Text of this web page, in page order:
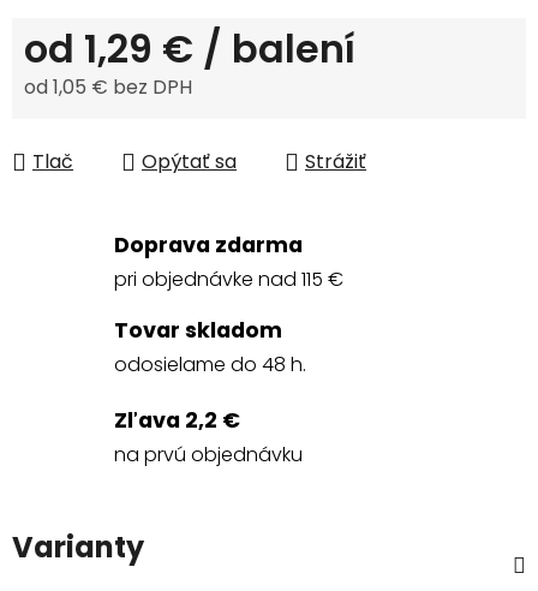
od 1,29 € / balení
od1,05 € bez DPH
Tlač
Opýtať sa Strážiť
Doprava zdarma
pri objednávke nad 115 €
Tovar skladom
odosielame do 48 h.
Zľava 2,2 €
na prvú objednávku
Varianty